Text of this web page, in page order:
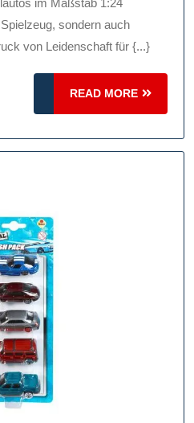
sondern auch
von Leidenschaft für {...}
READ MORE
READ
MORE